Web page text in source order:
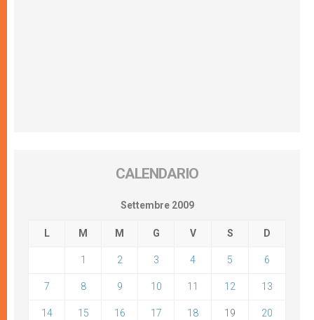
CALENDARIO
Settembre 2009
L M M G V S D
1 2 3 4 5 6
7 8 9 10 11 12 13
14 15 16 17 18 19 20